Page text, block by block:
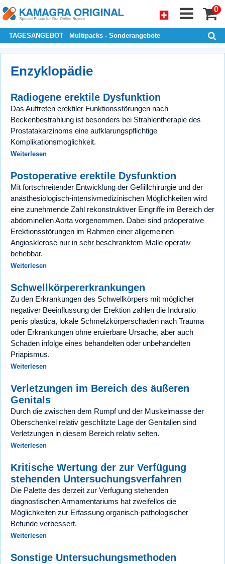
0
TAGESANGEBOT Multipacks - Sonderangebote
Enzyklopädie
Radiogene erektile Dysfunktion
Das Auftreten erektiler Funktionsstörungen nach
Beckenbestrahlung ist besonders bei Strahlentherapie des
Prostatakarzinoms eine aufklarungspflichtige
Komplikationsmoglichkeit.
Weiterlesen
Postoperative erektile Dysfunktion
Mit fortschreitender Entwicklung der Gefiillchirurgie und der
anästhesiologisch-intensivmedizinischen Möglichkeiten wird
eine zunehmende Zahl rekonstruktiver Eingriffe im Bereich der
abdominellen Aorta vorgenommen. Dabei sind präoperative
Erektionsstörungen im Rahmen einer allgemeinen
Angiosklerose nur in sehr beschranktem Malle operativ
behebbar.
Weiterlesen
Schwellkörpererkrankungen
Zu den Erkrankungen des Schwellkörpers mit möglicher
negativer Beeinflussung der Erektion zahlen die Induratio
penis plastica, lokale Schmelzkörperschaden nach Trauma
oder Erkrankungen ohne eruierbare Ursache, aber auch
Schaden infolge eines behandelten oder unbehandelten
Priapismus.
Weiterlesen
Verletzungen im Bereich des äußeren
Genitals
Durch die zwischen dem Rumpf und der Muskelmasse der
Oberschenkel relativ geschlitzte Lage der Genitalien sind
Verletzungen in diesem Bereich relativ selten.
Weiterlesen
Kritische Wertung der zur Verfügung
stehenden Untersuchungsverfahren
Die Palette des derzeit zur Verfugung stehenden
diagnostischen Armamentariums hat zweifellos die
Möglichkeiten zur Erfassung organisch-pathologischer
Befunde verbessert.
Weiterlesen
Sonstige Untersuchungsmethoden